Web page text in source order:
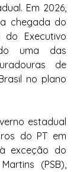
Em 2026,
chegada do
Executivo
uma das
de
no plano
estadual
do PT em
exceção do
(PSB),